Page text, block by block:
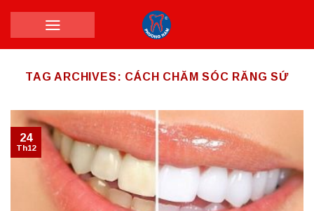
TAG ARCHIVES: CÁCH CHĂM SÓC RĂNG SỨ
24
Th12